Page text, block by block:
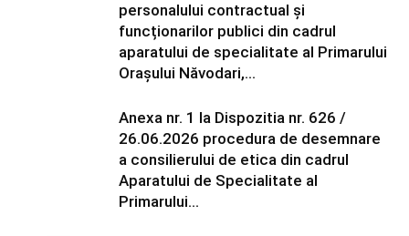
personalului contractual și
funcționarilor publici din cadrul
aparatului de specialitate al Primarului
Orașului Năvodari,...
Anexa nr. 1 la Dispozitia nr. 626 /
26.06.2026 procedura de desemnare
a consilierului de etica din cadrul
Aparatului de Specialitate al
Primarului...